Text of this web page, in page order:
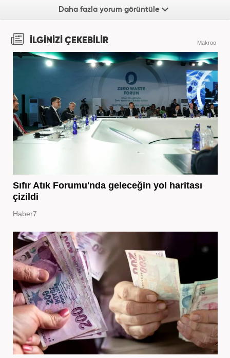
Daha fazla yorum görüntüle
İLGİNİZİ ÇEKEBİLİR Makroo
Sıfır Atık Forumu'nda geleceğin yol haritası
çizildi
Haber7